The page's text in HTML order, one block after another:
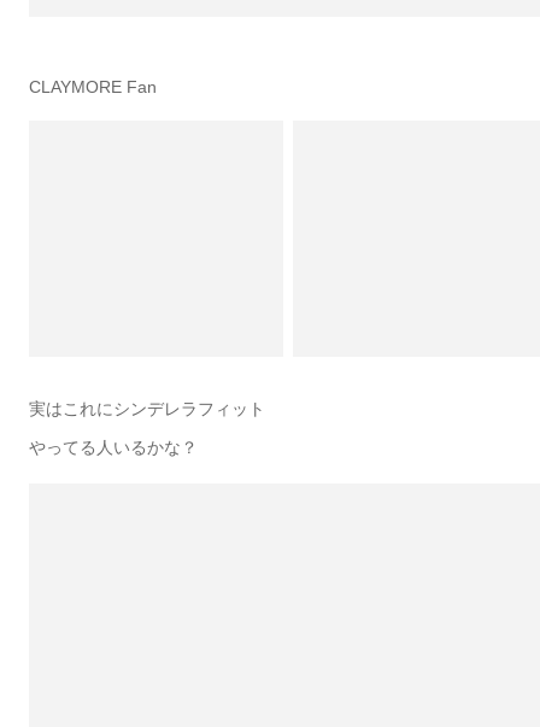
CLAYMORE Fan
実はこれにシンデレラフィット
やってる人いるかな？